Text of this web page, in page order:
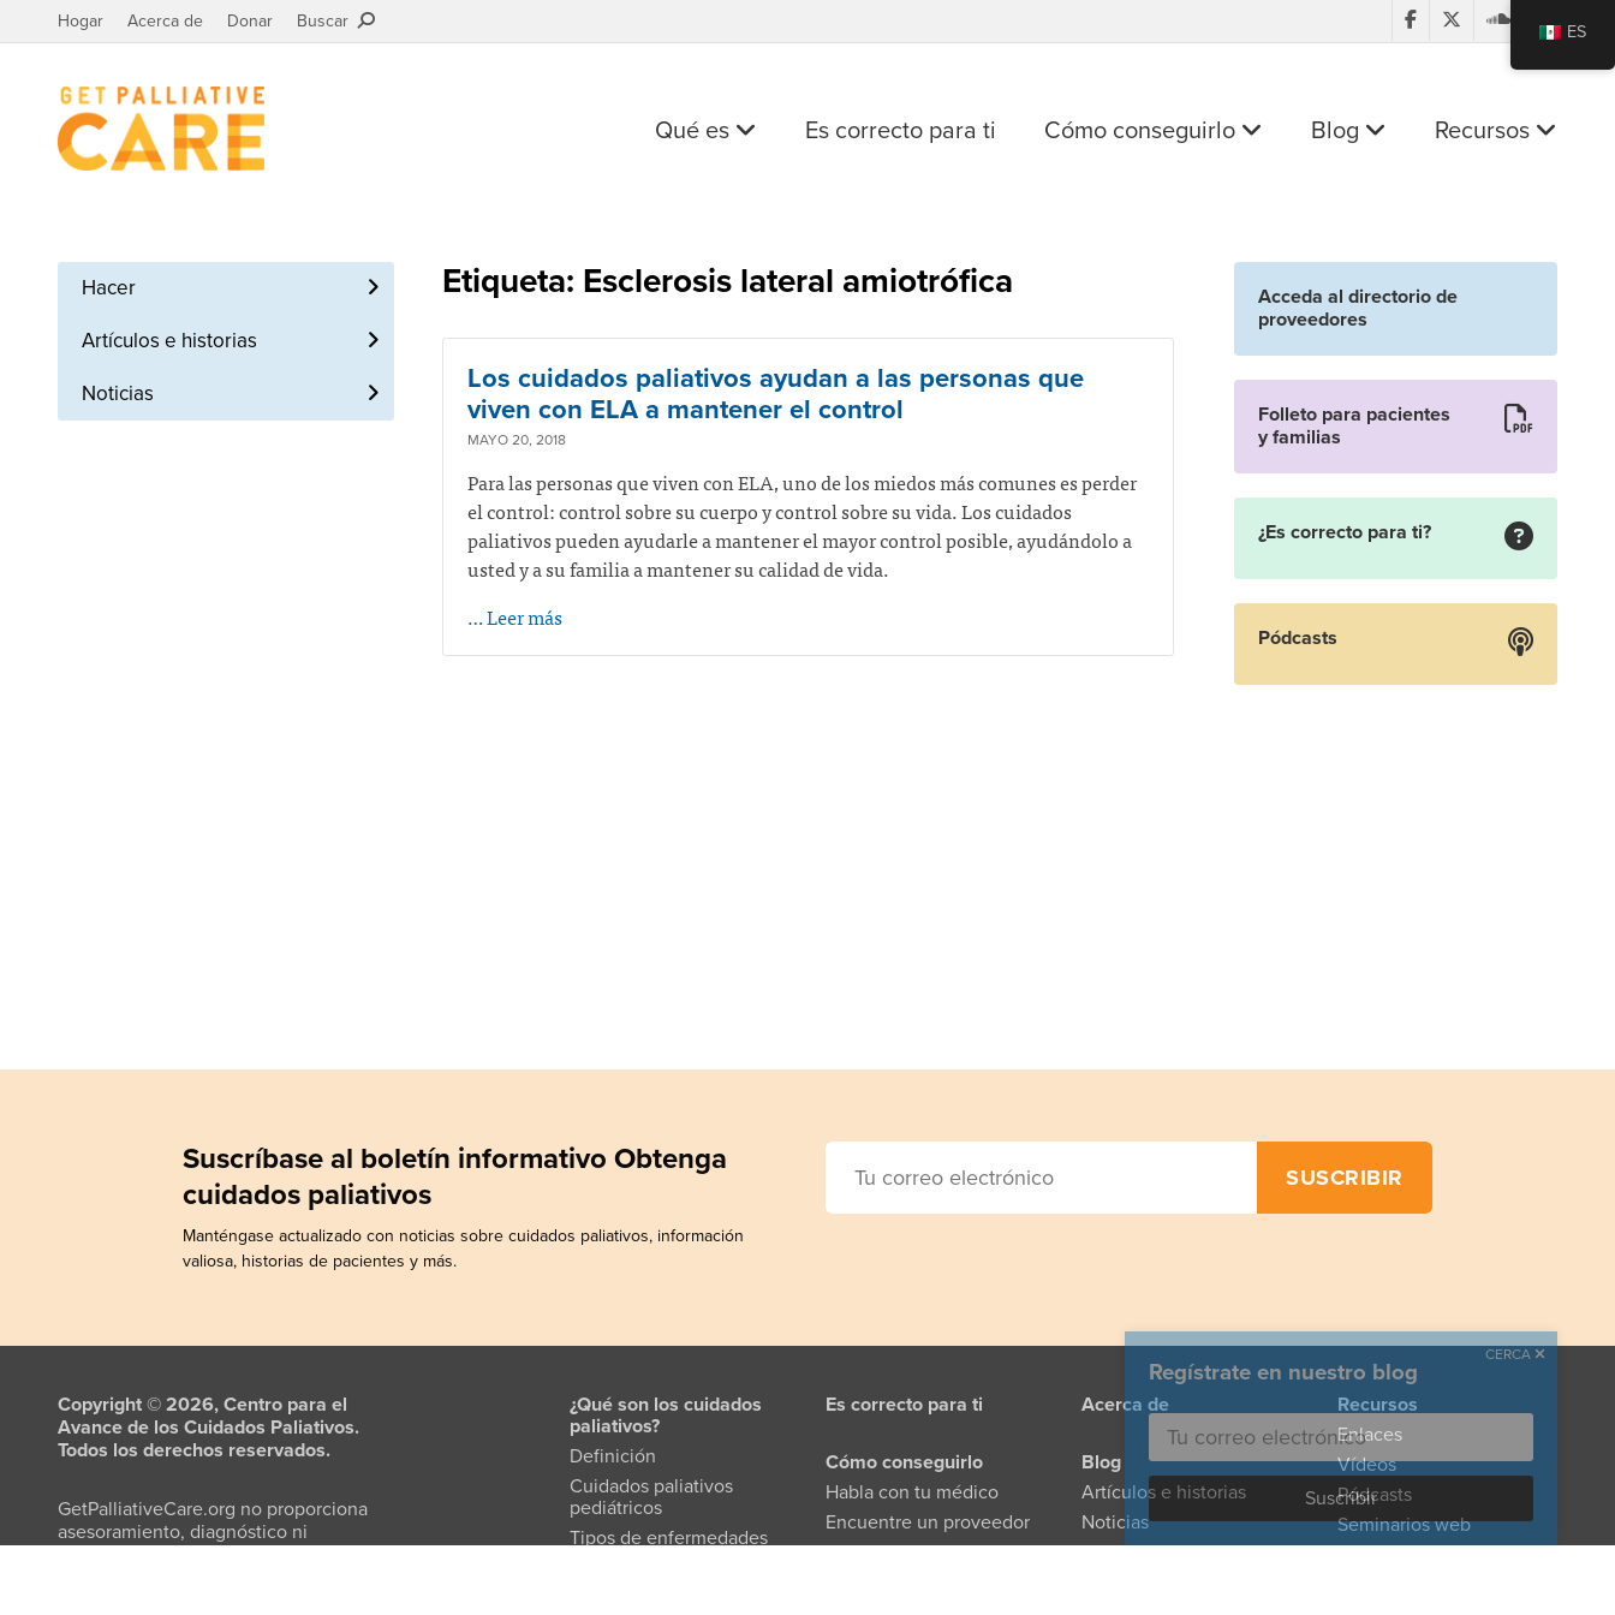
Hogar Acerca de Donar Buscar
Qué es Es correcto para ti Cómo conseguirlo Blog Recursos
Hacer
Artículos e historias
Noticias
Etiqueta: Esclerosis lateral amiotrófica
Los cuidados paliativos ayudan a las personas que
viven con ELA a mantener el control
MAYO 20, 2018
Para las personas que viven con ELA, uno de los miedos más comunes es perder
el control: control sobre su cuerpo y control sobre su vida. Los cuidados
paliativos pueden ayudarle a mantener el mayor control posible, ayudándolo a
usted y a su familia a mantener su calidad de vida.
… Leer más
Acceda al directorio de
proveedores
Folleto para pacientes
y familias
¿Es correcto para ti?
Pódcasts
Suscríbase al boletín informativo Obtenga
cuidados paliativos
Manténgase actualizado con noticias sobre cuidados paliativos, información
valiosa, historias de pacientes y más.
Copyright © 2026, Centro para el
Avance de los Cuidados Paliativos.
Todos los derechos reservados.
GetPalliativeCare.org no proporciona
asesoramiento, diagnóstico ni
¿Qué son los cuidados
paliativos?
Definición
Cuidados paliativos
pediátricos
Tipos de enfermedades
Es correcto para ti
Cómo conseguirlo
Habla con tu médico
Encuentre un proveedor
Conocer al equipo
Acerca de
Blog
Artículos e historias
Noticias
Recursos
Enlaces
Vídeos
Pódcasts
Seminarios web
Regístrate en nuestro blog
CERCA
ES